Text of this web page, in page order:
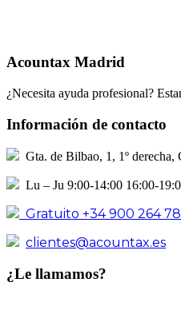
Acountax Madrid
¿Necesita ayuda profesional?
Información de contacto
Gta. de Bilbao, 1, 1º
Lu – Ju 9:00-14:00 16:00-
Gratuito +34 900 264
clientes@acountax.es
¿Le llamamos?